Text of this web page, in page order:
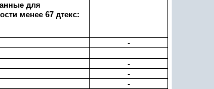
для
менее 67 дтекс:
-
-
-
-